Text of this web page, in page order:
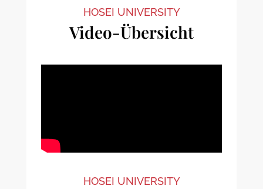
HOSEI UNIVERSITY
Video-Übersicht
HOSEI UNIVERSITY